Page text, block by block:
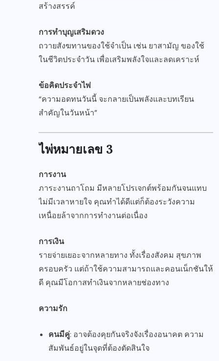
สร้างสรรค์
การทำบุญเสริมดวง
ถวายสังฆทานของใช้จำเป็น เช่น ยาสามัญ ของใช้
ในชีวิตประจำวัน เพื่อเสริมพลังใจและลดเคราะห์
ข้อคิดประจำไพ่
“ความอดทนวันนี้ จะกลายเป็นพลังและบทเรียน
สำคัญในวันหน้า”
ไพ่หมายเลข 3
การงาน
ภาระงานถาโถม มีหลายโปรเจกต์พร้อมกันจนแทบ
ไม่มีเวลาหายใจ คุณทำได้ดีแต่ก็ต้องระวังความ
เหนื่อยล้าจากการทำงานต่อเนื่อง
การเงิน
รายจ่ายเยอะจากหลายทาง ทั้งเรื่องสังคม สุขภาพ
ครอบครัว แต่ถ้าใช้ความสามารถและคอนเน็กชันให้
ดี คุณมีโอกาสทำเงินจากหลายช่องทาง
ความรัก
คนมีคู่: อาจต้องคุยกันจริงจังเรื่องอนาคต ความ
สัมพันธ์อยู่ในจุดที่ต้องตัดสินใจ